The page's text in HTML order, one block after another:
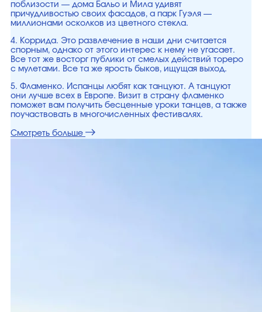
поблизости — дома Бальо и Мила удивят
причудливостью своих фасадов, а парк Гуэля —
миллионами осколков из цветного стекла.
4. Коррида. Это развлечение в наши дни считается
спорным, однако от этого интерес к нему не угасает.
Все тот же восторг публики от смелых действий тореро
с мулетами. Все та же ярость быков, ищущая выход.
5. Фламенко. Испанцы любят как танцуют. А танцуют
они лучше всех в Европе. Визит в страну фламенко
поможет вам получить бесценные уроки танцев, а также
поучаствовать в многочисленных фестивалях.
Смотреть больше